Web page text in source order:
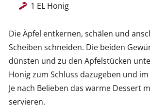
1 EL Honig
Die Äpfel entkernen, schälen und
Scheiben schneiden. Die beiden
dünsten und zu den Apfelstücken
Honig zum Schluss dazugeben und
Je nach Belieben das warme Dessert
servieren.